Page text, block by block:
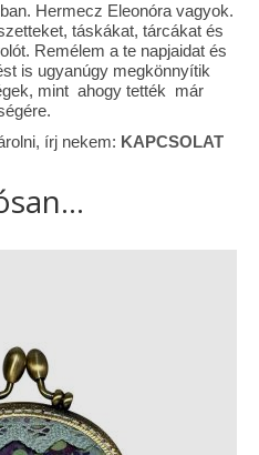
Hermecz Eleonóra vagyok.
táskákat, tárcákat és
Remélem a te napjaidat és
is ugyanúgy megkönnyítik
mint ahogy tették már
írj nekem: KAPCSOLAT